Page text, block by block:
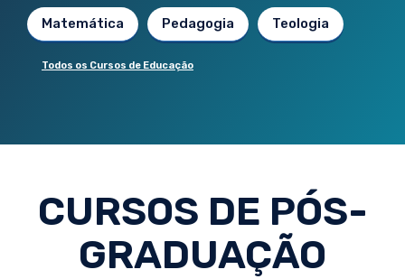
Matemática Pedagogia Teologia
Todos os Cursos de Educação
CURSOS DE PÓS-
GRADUAÇÃO